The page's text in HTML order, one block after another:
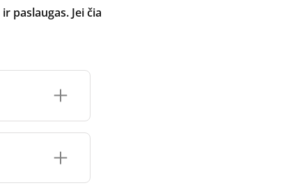
paslaugas. Jei čia
ženklo